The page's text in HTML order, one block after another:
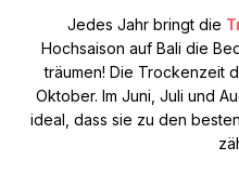
Jedes Jahr bringt die
Hochsaison auf Bali die
träumen! Die Trockenzeit
Oktober. Im Juni, Juli und
ideal, dass sie zu den